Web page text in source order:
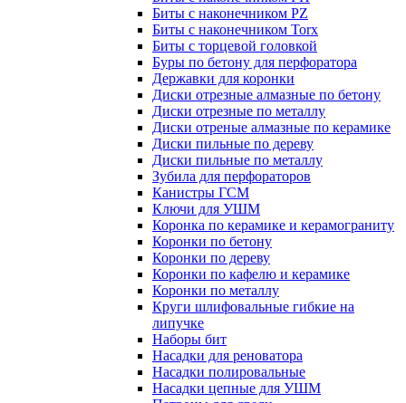
Биты с наконечником PZ
Биты с наконечником Torx
Биты с торцевой головкой
Буры по бетону для перфоратора
Державки для коронки
Диски отрезные алмазные по бетону
Диски отрезные по металлу
Диски отреные алмазные по керамике
Диски пильные по дереву
Диски пильные по металлу
Зубила для перфораторов
Канистры ГСМ
Ключи для УШМ
Коронка по керамике и керамограниту
Коронки по бетону
Коронки по дереву
Коронки по кафелю и керамике
Коронки по металлу
Круги шлифовальные гибкие на
липучке
Наборы бит
Насадки для реноватора
Насадки полировальные
Насадки цепные для УШМ